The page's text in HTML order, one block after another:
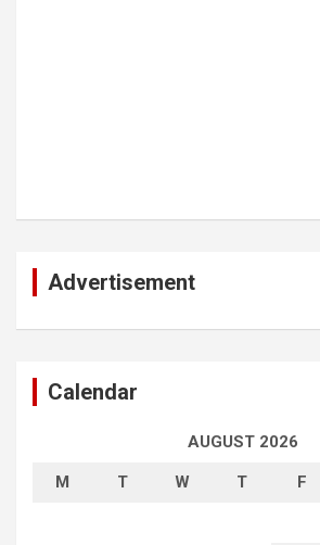
Advertisement
Calendar
AUGUST 2026
M T W T F